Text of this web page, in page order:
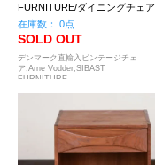
FURNITURE/ダイニングチェア
在庫数： 0点
SOLD OUT
デンマーク直輸入ビンテージチェ
ア,Arne Vodder,SIBAST
FURNITURE